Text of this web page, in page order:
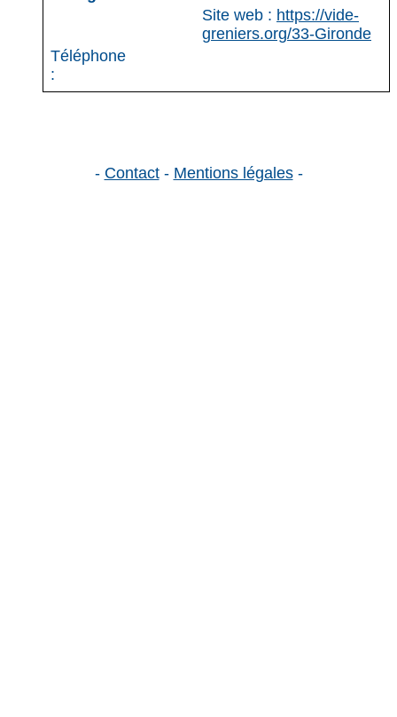
Site web : https://vide-
greniers.org/33-Gironde
Téléphone
:
- Contact- Mentions légales-